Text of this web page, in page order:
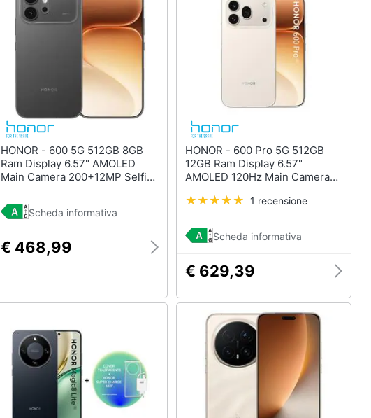
HONOR - 600 5G 512GB 8GB
Ram Display 6.57" AMOLED
Main Camera 200+12MP Selfie
MagicOS 10 Snapdragon 7
Gen4 6400mAh Velvet Black
Scheda informativa
€ 468,99
HONOR - 600 Pro 5G 512GB
12GB Ram Display 6.57"
AMOLED 120Hz Main Camera
DualSim (nano+eSim) Android
Elite 6400mAh Golden White
1 recensione
Scheda informativa
€ 629,39